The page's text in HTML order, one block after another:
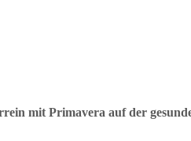
mit Primavera auf der